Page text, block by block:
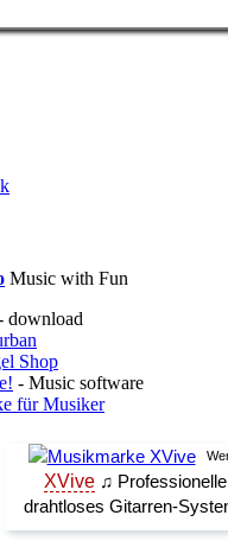
Music with Fun
download
Shop
- Music software
für Musiker